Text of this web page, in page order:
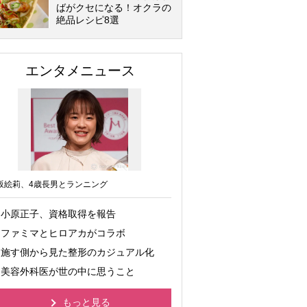
ばがクセになる！オクラの
絶品レシピ8選
エンタメニュース
絵莉、4歳長男とランニング
小原正子、資格取得を報告
ファミマとヒロアカがコラボ
施す側から見た整形のカジュアル化
美容外科医が世の中に思うこと
もっと見る